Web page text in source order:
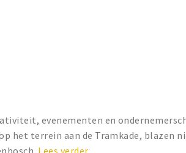
evenementen en
het terrein aan de Tramkade, blazen